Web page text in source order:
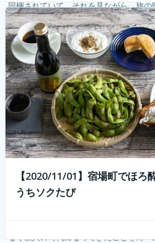
同梱されていて、それを見ながら、旅の
む。そしてオンラインでつないで、旅
現地案内。 その11月1日開催...
【2020/11/01】宿場町でほ
うちソクたび
youtuberやインスタグラマーという職業
なく個人の時代になってきたことを薄々